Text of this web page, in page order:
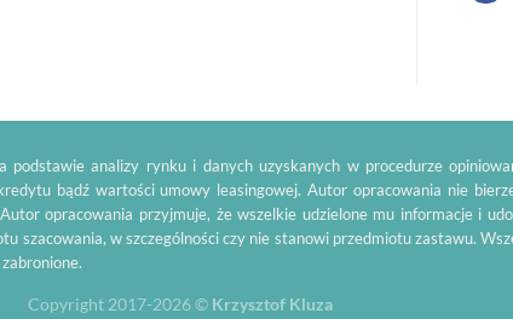
analizy rynku i danych uzyskanych w procedurze
bądź wartości umowy leasingowej. Autor opracowania nie
opracowania przyjmuje, że wszelkie udzielone mu informacje i
szacowania, w szczególności czy nie stanowi przedmiotu zastawu.
Copyright 2017-2026 © Krzysztof Kluza